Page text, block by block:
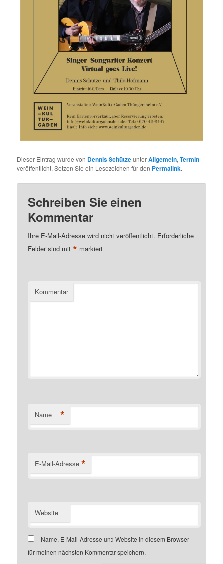
Dieser Eintrag wurde von Dennis SchützeunterAllgemein,Termin
veröffentlicht. Setzen Sie ein Lesezeichen für den Permalink.
Schreiben Sie einen
Kommentar
Ihre E-Mail-Adresse wird nicht veröffentlicht. Erforderliche
Felder sind mit* markiert
Kommentar
Name *
E-Mail-Adresse *
Website
Name, E-Mail-Adresse und Website in diesem Browser
für meinen nächsten Kommentar speichern.